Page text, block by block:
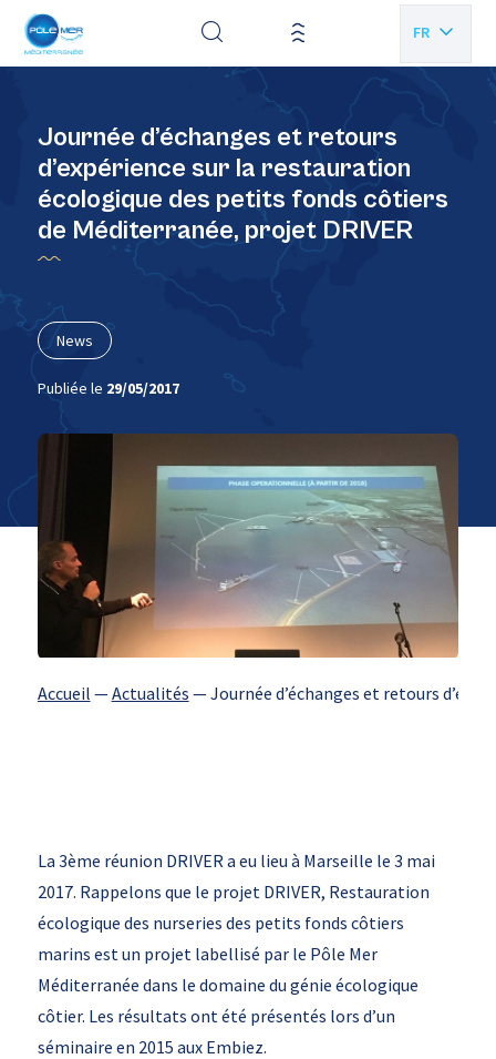
FR
Journée d’échanges et retours
d’expérience sur la restauration
écologique des petits fonds côtiers
de Méditerranée, projet DRIVER
News
Publiée le 29/05/2017
Accueil —Actualités —Journée d’échanges et retours
La 3ème réunion DRIVER a eu lieu à Marseille le 3 mai
2017. Rappelons que le projet DRIVER, Restauration
écologique des nurseries des petits fonds côtiers
marins est un projet labellisé par le Pôle Mer
Méditerranée dans le domaine du génie écologique
côtier. Les résultats ont été présentés lors d’un
séminaire en 2015 aux Embiez.
Panneau de gestion des cookies